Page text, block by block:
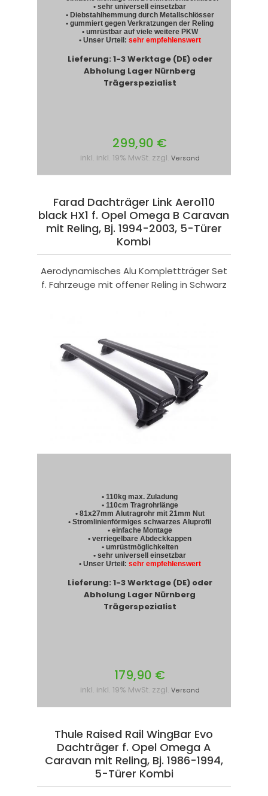
• sehr universell einsetzbar
• Diebstahlhemmung durch Metallschlösser
• gummiert gegen Verkratzungen der Reling
• umrüstbar auf viele weitere PKW
• Unser Urteil: sehr empfehlenswert
Lieferung: 1-3 Werktage (DE) oder
Abholung Lager Nürnberg
Trägerspezialist
299,90 €
inkl. inkl. 19% MwSt. zzgl. Versand
Farad Dachträger Link Aero110
black HX1 f. Opel Omega B Caravan
mit Reling, Bj. 1994-2003, 5-Türer
Kombi
Aerodynamisches Alu Komplettträger Set
f. Fahrzeuge mit offener Reling in Schwarz
• 110kg max. Zuladung
• 110cm Tragrohrlänge
• 81x27mm Alutragrohr mit 21mm Nut
• Stromlinienförmiges schwarzes Aluprofil
• einfache Montage
• verriegelbare Abdeckkappen
• umrüstmöglichkeiten
• sehr universell einsetzbar
• Unser Urteil: sehr empfehlenswert
Lieferung: 1-3 Werktage (DE) oder
Abholung Lager Nürnberg
Trägerspezialist
179,90 €
inkl. inkl. 19% MwSt. zzgl. Versand
Thule Raised Rail WingBar Evo
Dachträger f. Opel Omega A
Caravan mit Reling, Bj. 1986-1994,
5-Türer Kombi